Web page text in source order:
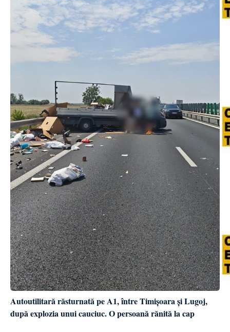
Autoutilitară răsturnată pe A1, între Timișoara și Lugoj,
după explozia unui cauciuc. O persoană rănită la cap